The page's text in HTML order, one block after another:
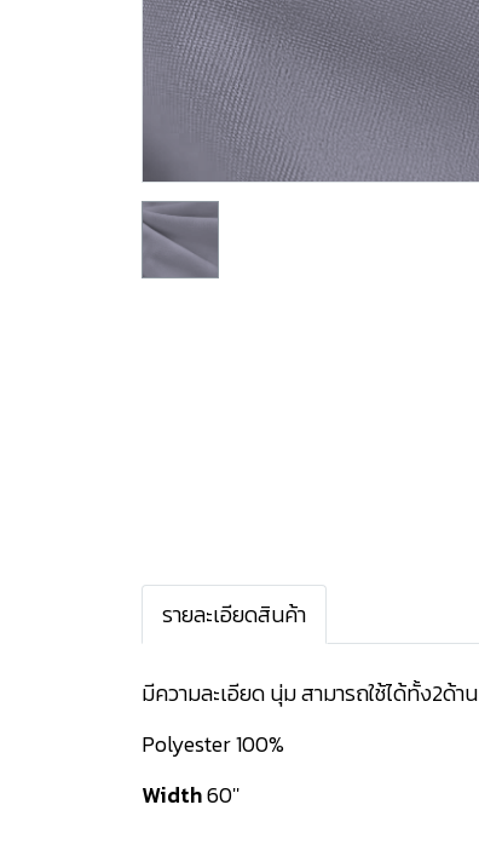
รายละเอียดสินค้า
มีความละเอียด นุ่ม สามารถใช้ได้ทั้ง2ด้าน
Polyester 100%
Width60''